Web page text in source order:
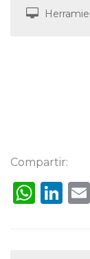
Compartir: